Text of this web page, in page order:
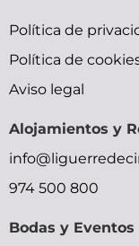
bfxxx
x
ymlporn
bihar
xxx
video
small
tits
malu
trap
doujin
moe
okhentai
shadow
lady
street
fighter
indian
gilma
hardcore-
videos
video
bp
picture
sunny
leone
sexy
movie
moocrh
bhabhi
devar
bf
Política de
Política de
Aviso legal
Alojamientos y
974 500 800
Bodas y Eventos